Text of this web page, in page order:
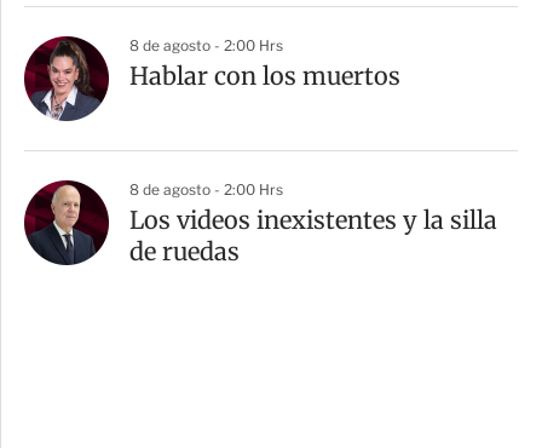
8 de agosto - 2:00 Hrs
Hablar con los muertos
8 de agosto - 2:00 Hrs
Los videos inexistentes y la silla
de ruedas